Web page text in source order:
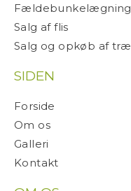
Fældebunkelægning
Salg af flis
Salg og opkøb af træ
SIDEN
Forside
Om os
Galleri
Kontakt